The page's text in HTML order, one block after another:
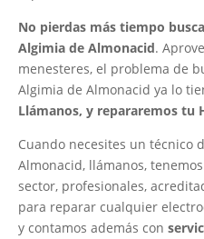
No pierdas más tiempo
Algimia de Almonacid.
menesteres, el problema de
Algimia de Almonacid ya lo
Llámanos, y repararemos tu
Cuando necesites un técnico
Almonacid, llámanos,
sector, profesionales,
para reparar cualquier
y contamos además con